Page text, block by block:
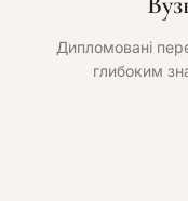
Дипломовані
глибоким